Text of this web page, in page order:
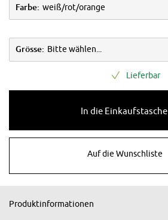
Farbe: weiß/rot/orange
Grösse: Bitte wählen...
Lieferbar
In die Einkaufstasche
Auf die Wunschliste
Produktinformationen